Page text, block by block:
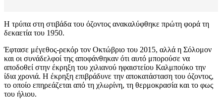
Η τρύπα στη στιβάδα του όζοντος ανακαλύφθηκε πρώτη φορά τη
δεκαετία του 1950.
Έφτασε μέγεθος-ρεκόρ τον Οκτώβριο του 2015, αλλά η Σόλομον
και οι συνάδελφοί της αποφάνθηκαν ότι αυτό μπορούσε να
αποδοθεί στην έκρηξη του χιλιανού ηφαιστείου Καλμπούκο την
ίδια χρονιά. Η έκρηξη επιβράδυνε την αποκατάσταση του όζοντος,
το οποίο επηρεάζεται από τη χλωρίνη, τη θερμοκρασία και το φως
του ήλιου.